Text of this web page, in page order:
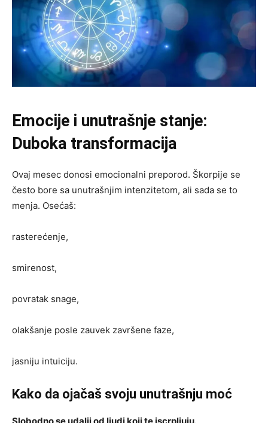
Emocije i unutrašnje stanje:
Duboka transformacija
Ovaj mesec donosi emocionalni preporod. Škorpije se
često bore sa unutrašnjim intenzitetom, ali sada se to
menja. Osećaš:
rasterećenje,
smirenost,
povratak snage,
olakšanje posle zauvek završene faze,
jasniju intuiciju.
Kako da ojačaš svoju unutrašnju moć